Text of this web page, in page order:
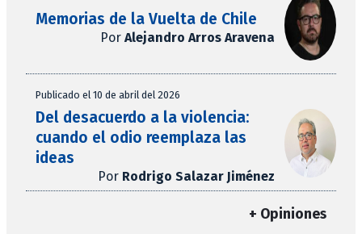
Memorias de la Vuelta de Chile
Por Alejandro Arros Aravena
Publicado el 10 de abril del 2026
Del desacuerdo a la violencia:
cuando el odio reemplaza las
ideas
Por Rodrigo Salazar Jiménez
+ Opiniones